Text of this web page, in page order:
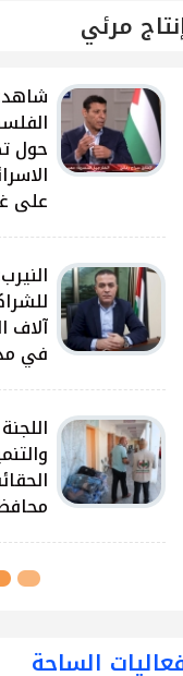
مرئي
شاهد:
حول
على
النيرب:
آلاف
في
اللجنة
الساحة